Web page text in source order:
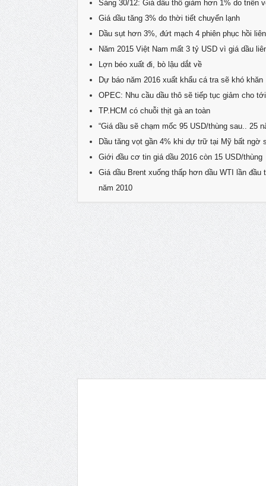
Sáng 30/12: Giá dầu thô giảm hơn 1% do triển
Giá dầu tăng 3% do thời tiết chuyển lạnh
Dầu sụt hơn 3%, đứt mạch 4 phiên phục hồi
Năm 2015 Việt Nam mất 3 tỷ USD vì giá dầu
Lợn béo xuất đi, bò lậu dắt về
Dự báo năm 2016 xuất khẩu cá tra sẽ khó khăn
OPEC: Nhu cầu dầu thô sẽ tiếp tục giảm cho
TP.HCM có chuỗi thịt gà an toàn
“Giá dầu sẽ chạm mốc 95 USD/thùng sau.. 25
Dầu tăng vọt gần 4% khi dự trữ tại Mỹ bất ngờ
Giới đầu cơ tin giá dầu 2016 còn 15 USD/thùng
Giá dầu Brent xuống thấp hơn dầu WTI lần đầu
năm 2010